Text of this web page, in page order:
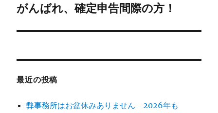
ー
シ
ン
次
投
がんばれ、確定申告間際の方！
最近の投稿
弊事務所はお盆休みありません 2026年も